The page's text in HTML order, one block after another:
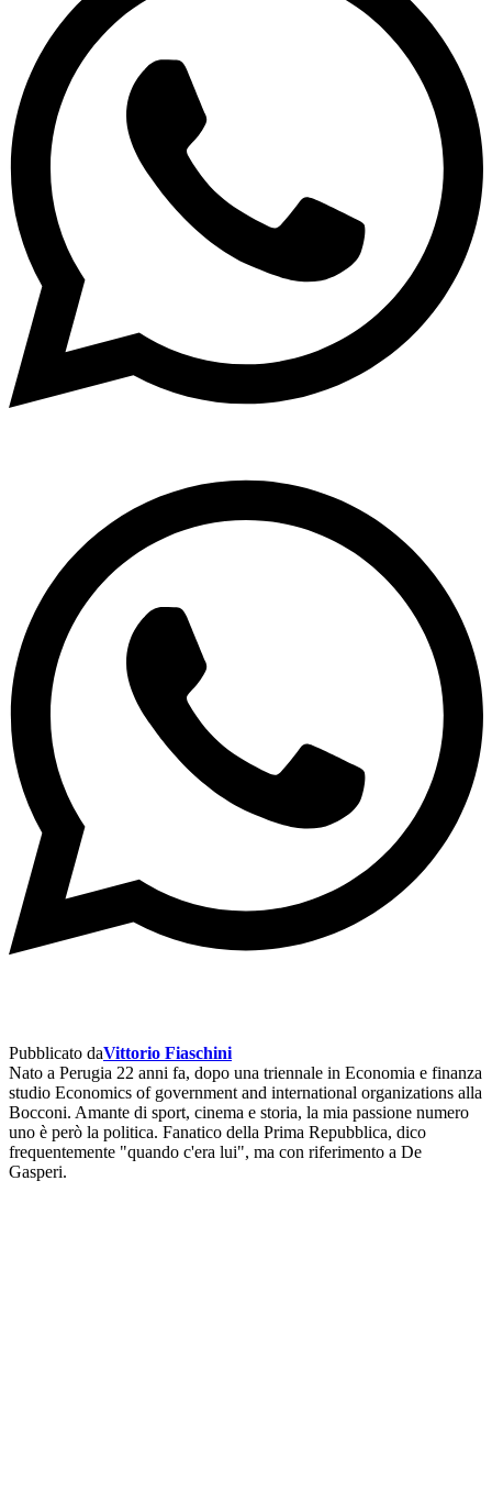
Pubblicato daVittorio Fiaschini
Nato a Perugia 22 anni fa, dopo una triennale in Economia e finanza
studio Economics of government and international organizations alla
Bocconi. Amante di sport, cinema e storia, la mia passione numero
uno è però la politica. Fanatico della Prima Repubblica, dico
frequentemente "quando c'era lui", ma con riferimento a De
Gasperi.